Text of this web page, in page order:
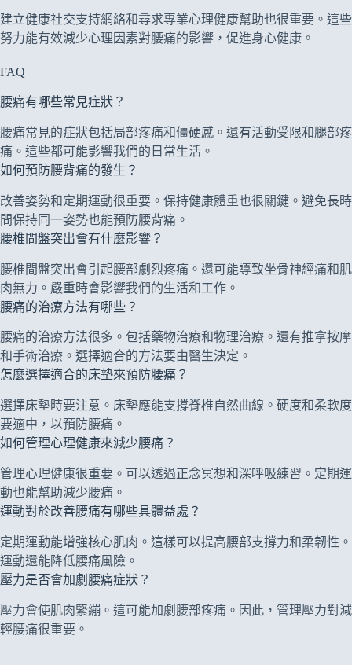
建立健康社交支持網絡和尋求專業心理健康幫助也很重要。這些
努力能有效減少心理因素對腰痛的影響，促進身心健康。
FAQ
腰痛有哪些常見症狀？
腰痛常見的症狀包括局部疼痛和僵硬感。還有活動受限和腿部疼
痛。這些都可能影響我們的日常生活。
如何預防腰背痛的發生？
改善姿勢和定期運動很重要。保持健康體重也很關鍵。避免長時
間保持同一姿勢也能預防腰背痛。
腰椎間盤突出會有什麼影響？
腰椎間盤突出會引起腰部劇烈疼痛。還可能導致坐骨神經痛和肌
肉無力。嚴重時會影響我們的生活和工作。
腰痛的治療方法有哪些？
腰痛的治療方法很多。包括藥物治療和物理治療。還有推拿按摩
和手術治療。選擇適合的方法要由醫生決定。
怎麼選擇適合的床墊來預防腰痛？
選擇床墊時要注意。床墊應能支撐脊椎自然曲線。硬度和柔軟度
要適中，以預防腰痛。
如何管理心理健康來減少腰痛？
管理心理健康很重要。可以透過正念冥想和深呼吸練習。定期運
動也能幫助減少腰痛。
運動對於改善腰痛有哪些具體益處？
定期運動能增強核心肌肉。這樣可以提高腰部支撐力和柔韌性。
運動還能降低腰痛風險。
壓力是否會加劇腰痛症狀？
壓力會使肌肉緊繃。這可能加劇腰部疼痛。因此，管理壓力對減
輕腰痛很重要。